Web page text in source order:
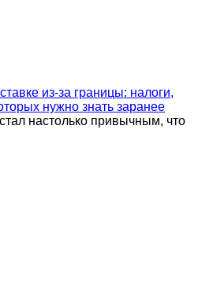
из-за границы: налоги,
нужно знать заранее
настолько привычным, что